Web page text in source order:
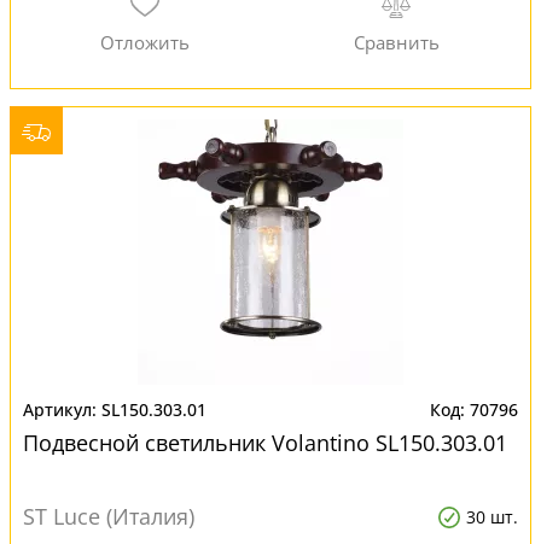
SL150.303.01 70796
Подвесной светильник Volantino SL150.303.01
ST Luce (Италия) 30 шт.